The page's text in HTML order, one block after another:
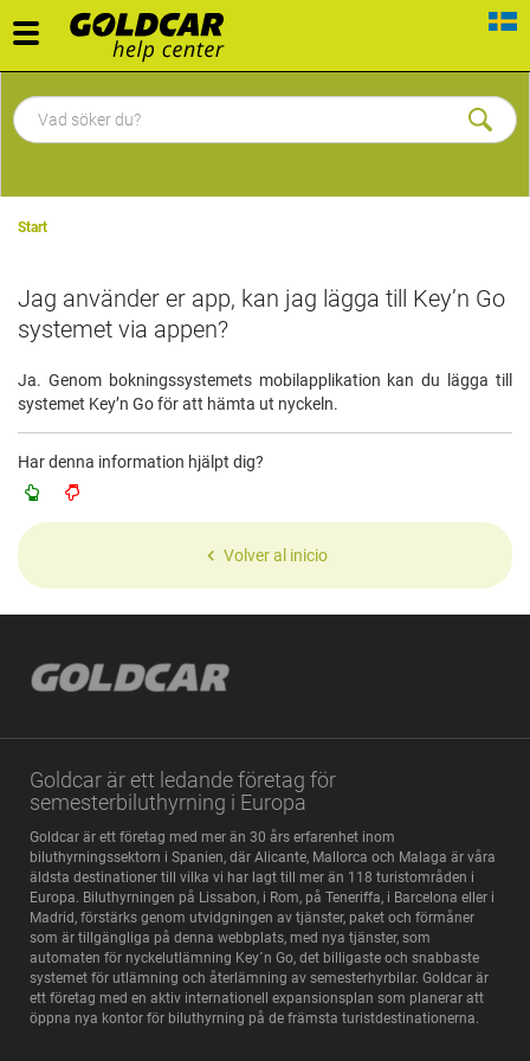
Toggle
navigation
Start
Jag använder er app, kan jag lägga till Key’n Go
systemet via appen?
Ja. Genom bokningssystemets mobilapplikation kan du lägga till
systemet Key’n Go för att hämta ut nyckeln.
Har denna information hjälpt dig?
Volver al inicio
Goldcar är ett ledande företag för
semesterbiluthyrning i Europa
Goldcar är ett företag med mer än 30 års erfarenhet inom
biluthyrningssektorn i Spanien, där Alicante, Mallorca och Malaga är våra
äldsta destinationer till vilka vi har lagt till mer än 118 turistområden i
Europa. Biluthyrningen på Lissabon, i Rom, på Teneriffa, i Barcelona eller i
Madrid, förstärks genom utvidgningen av tjänster, paket och förmåner
som är tillgängliga på denna webbplats, med nya tjänster, som
automaten för nyckelutlämning Key´n Go, det billigaste och snabbaste
systemet för utlämning och återlämning av semesterhyrbilar. Goldcar är
ett företag med en aktiv internationell expansionsplan som planerar att
öppna nya kontor för biluthyrning på de främsta turistdestinationerna.